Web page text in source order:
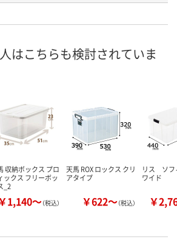
2026年8月下旬
ゴへ
はこちらも検討されていま
収納ボックス プロ
ックス フリーボッ
_2
1,140～（税込）
天馬 ROX ロックス クリ
アタイプ
￥622～（税込）
リス ソ
ワイド
￥